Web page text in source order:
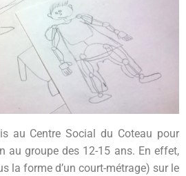
au Centre Social du Coteau pour
au groupe des 12-15 ans. En effet,
la forme d’un court-métrage) sur le